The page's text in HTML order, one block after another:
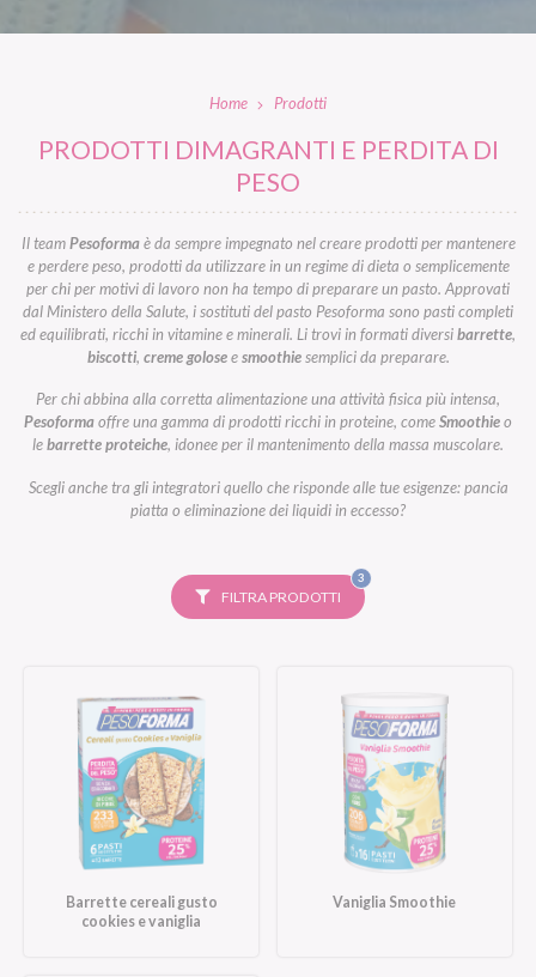
Home Prodotti
PRODOTTI DIMAGRANTI E PERDITA DI
PESO
Il teamPesoformaè da sempre impegnato nel creare prodotti per mantenere
e perdere peso, prodotti da utilizzare in un regime di dieta o semplicemente
per chi per motivi di lavoro non ha tempo di preparare un pasto. Approvati
dal Ministero della Salute, i sostituti del pasto Pesoforma sono pasti completi
ed equilibrati, ricchi in vitamine e minerali. Li trovi in formati diversibarrette,
biscotti, creme goloseesmoothiesemplici da preparare.
Per chi abbina alla corretta alimentazione una attività fisica più intensa,
Pesoformaoffre una gamma di prodotti ricchi in proteine, comeSmoothieo
lebarrette proteiche, idonee per il mantenimento della massa muscolare.
Scegli anche tra gli integratori quello che risponde alle tue esigenze: pancia
piatta o eliminazione dei liquidi in eccesso?
FILTRA PRODOTTI
3FILTRI
SELEZIONATI
Barrette cereali gusto
cookies e vaniglia
Vaniglia Smoothie